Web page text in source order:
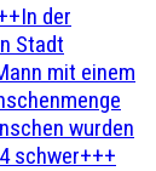
der
Stadt
mit einem
wurden
schwer+++